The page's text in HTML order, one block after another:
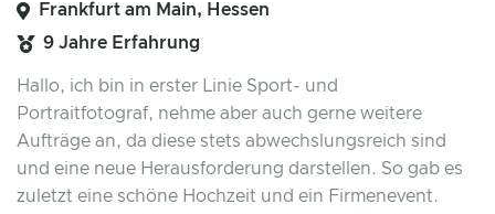
Frankfurt am Main, Hessen
9 Jahre Erfahrung
Hallo, ich bin in erster Linie Sport- und
Portraitfotograf, nehme aber auch gerne weitere
Aufträge an, da diese stets abwechslungsreich sind
und eine neue Herausforderung darstellen. So gab es
zuletzt eine schöne Hochzeit und ein Firmenevent.